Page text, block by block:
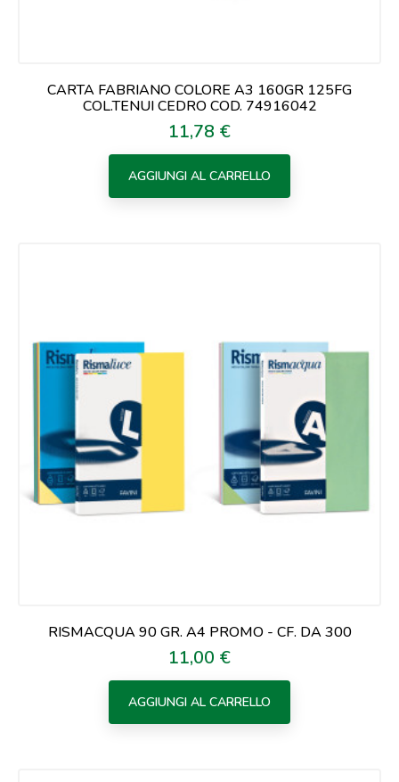
CARTA FABRIANO COLORE A3 160GR 125FG
COL.TENUI CEDRO COD. 74916042
Prezzo
11,78 €
AGGIUNGI AL CARRELLO
RISMACQUA 90 GR. A4 PROMO - CF. DA 300
Prezzo
11,00 €
AGGIUNGI AL CARRELLO